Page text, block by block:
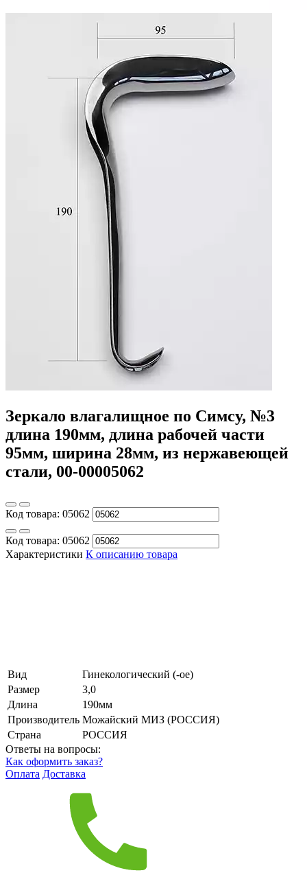
Зеркало влагалищное по Симсу, №3
длина 190мм, длина рабочей части
95мм, ширина 28мм, из нержавеющей
стали, 00-00005062
Код товара: 05062
Код товара: 05062
Характеристики К описанию товара
Вид
Гинекологический (-ое)
Размер
3,0
Длина
190мм
Производитель Можайский МИЗ (РОССИЯ)
Страна
РОССИЯ
Ответы на вопросы:
Как оформить заказ?
Оплата Доставка